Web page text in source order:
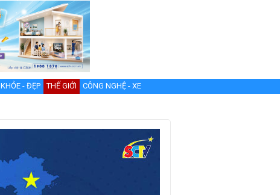
KHỎE - ĐẸP THẾ GIỚI CÔNG NGHỆ - XE